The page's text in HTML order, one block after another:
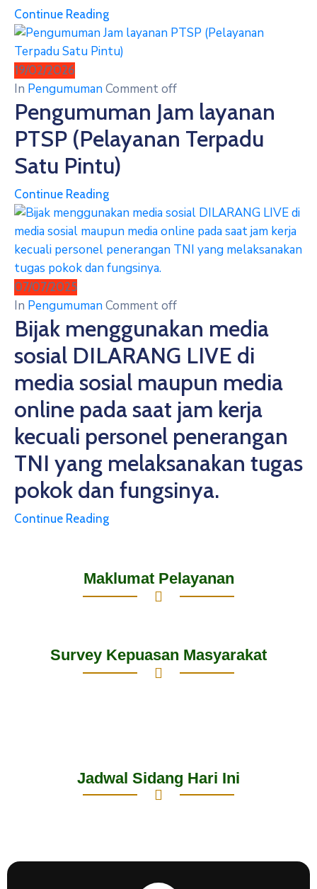
Continue Reading
19/02/2026
In PengumumanComment off
Pengumuman Jam layanan
PTSP (Pelayanan Terpadu
Satu Pintu)
Continue Reading
07/07/2025
In PengumumanComment off
Bijak menggunakan media
sosial DILARANG LIVE di
media sosial maupun media
online pada saat jam kerja
kecuali personel penerangan
TNI yang melaksanakan tugas
pokok dan fungsinya.
Continue Reading
Maklumat Pelayanan
Survey Kepuasan Masyarakat
Jadwal Sidang Hari Ini